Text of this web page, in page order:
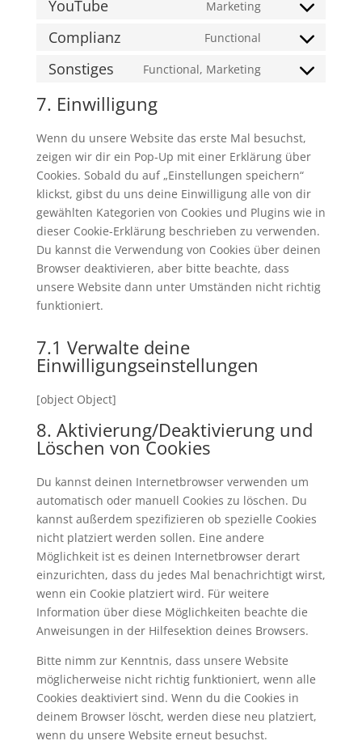
google-
google-
YouTube Marketing
Consent
youtube
Complianz Functional
Consent
Sonstiges Functional, Marketing
Consent
sonstiges
7. Einwilligung
Wenn du unsere Website das erste Mal besuchst,
zeigen wir dir ein Pop-Up mit einer Erklärung über
Cookies. Sobald du auf „Einstellungen speichern“
klickst, gibst du uns deine Einwilligung alle von dir
gewählten Kategorien von Cookies und Plugins wie in
dieser Cookie-Erklärung beschrieben zu verwenden.
Du kannst die Verwendung von Cookies über deinen
Browser deaktivieren, aber bitte beachte, dass
unsere Website dann unter Umständen nicht richtig
funktioniert.
7.1 Verwalte deine
Einwilligungseinstellungen
[object Object]
8. Aktivierung/Deaktivierung und
Löschen von Cookies
Du kannst deinen Internetbrowser verwenden um
automatisch oder manuell Cookies zu löschen. Du
kannst außerdem spezifizieren ob spezielle Cookies
nicht platziert werden sollen. Eine andere
Möglichkeit ist es deinen Internetbrowser derart
einzurichten, dass du jedes Mal benachrichtigt wirst,
wenn ein Cookie platziert wird. Für weitere
Information über diese Möglichkeiten beachte die
Anweisungen in der Hilfesektion deines Browsers.
Bitte nimm zur Kenntnis, dass unsere Website
möglicherweise nicht richtig funktioniert, wenn alle
Cookies deaktiviert sind. Wenn du die Cookies in
deinem Browser löscht, werden diese neu platziert,
wenn du unsere Website erneut besuchst.